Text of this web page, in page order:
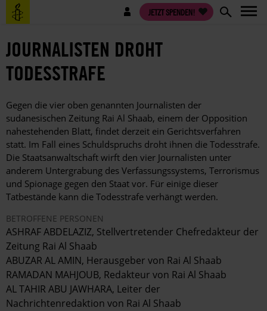
Direkt
zum
Benutzermenü JETZT SPENDEN!
JOURNALISTEN DROHT
TODESSTRAFE
Gegen die vier oben genannten Journalisten der
sudanesischen Zeitung Rai Al Shaab, einem der Opposition
nahestehenden Blatt, findet derzeit ein Gerichtsverfahren
statt. Im Fall eines Schuldspruchs droht ihnen die Todesstrafe.
Die Staatsanwaltschaft wirft den vier Journalisten unter
anderem Untergrabung des Verfassungssystems, Terrorismus
und Spionage gegen den Staat vor. Für einige dieser
Tatbestände kann die Todesstrafe verhängt werden.
BETROFFENE PERSONEN
ASHRAF ABDELAZIZ, Stellvertretender Chefredakteur der
Zeitung Rai Al Shaab
ABUZAR AL AMIN, Herausgeber von Rai Al Shaab
RAMADAN MAHJOUB, Redakteur von Rai Al Shaab
AL TAHIR ABU JAWHARA, Leiter der
Nachrichtenredaktion von Rai Al Shaab